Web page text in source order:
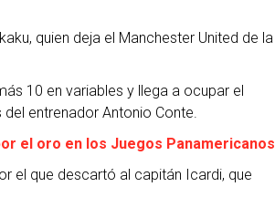
quien deja el Manchester United de la
10 en variables y llega a ocupar el
entrenador Antonio Conte.
el oro en los Juegos Panamericanos
el que descartó al capitán Icardi, que